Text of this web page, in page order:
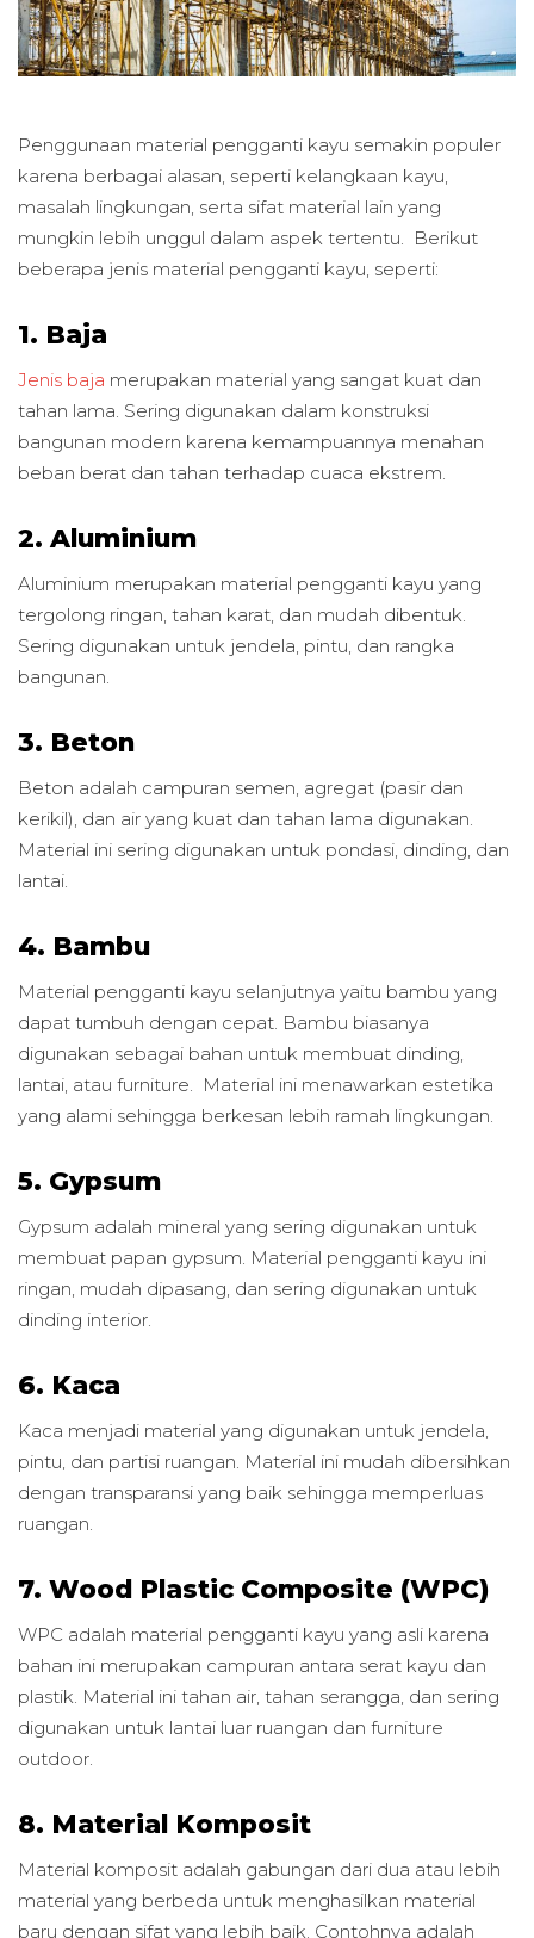
Penggunaan material pengganti kayu semakin populer
karena berbagai alasan, seperti kelangkaan kayu,
masalah lingkungan, serta sifat material lain yang
mungkin lebih unggul dalam aspek tertentu. Berikut
beberapa jenis material pengganti kayu, seperti:
1. Baja
Jenis baja merupakan material yang sangat kuat dan
tahan lama. Sering digunakan dalam konstruksi
bangunan modern karena kemampuannya menahan
beban berat dan tahan terhadap cuaca ekstrem.
2. Aluminium
Aluminium merupakan material pengganti kayu yang
tergolong ringan, tahan karat, dan mudah dibentuk.
Sering digunakan untuk jendela, pintu, dan rangka
bangunan.
3. Beton
Beton adalah campuran semen, agregat (pasir dan
kerikil), dan air yang kuat dan tahan lama digunakan.
Material ini sering digunakan untuk pondasi, dinding, dan
lantai.
4. Bambu
Material pengganti kayu selanjutnya yaitu bambu yang
dapat tumbuh dengan cepat. Bambu biasanya
digunakan sebagai bahan untuk membuat dinding,
lantai, atau furniture. Material ini menawarkan estetika
yang alami sehingga berkesan lebih ramah lingkungan.
5. Gypsum
Gypsum adalah mineral yang sering digunakan untuk
membuat papan gypsum. Material pengganti kayu ini
ringan, mudah dipasang, dan sering digunakan untuk
dinding interior.
6. Kaca
Kaca menjadi material yang digunakan untuk jendela,
pintu, dan partisi ruangan. Material ini mudah dibersihkan
dengan transparansi yang baik sehingga memperluas
ruangan.
7. Wood Plastic Composite (WPC)
WPC adalah material pengganti kayu yang asli karena
bahan ini merupakan campuran antara serat kayu dan
plastik. Material ini tahan air, tahan serangga, dan sering
digunakan untuk lantai luar ruangan dan furniture
outdoor.
8. Material Komposit
Material komposit adalah gabungan dari dua atau lebih
material yang berbeda untuk menghasilkan material
baru dengan sifat yang lebih baik. Contohnya adalah